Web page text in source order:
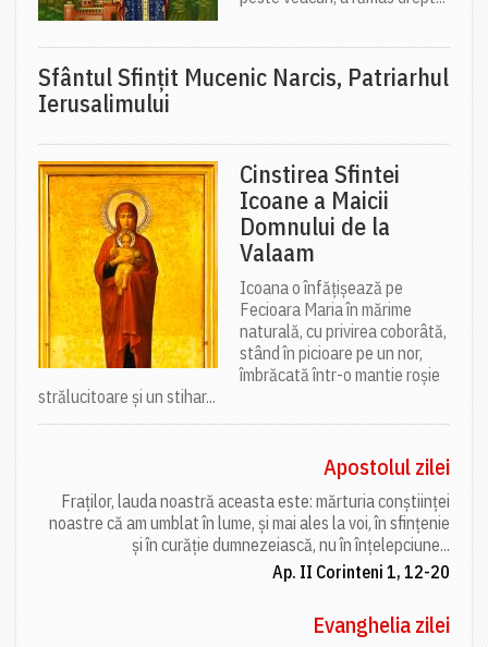
Sfântul Sfinţit Mucenic Narcis, Patriarhul
Ierusalimului
Cinstirea Sfintei
Icoane a Maicii
Domnului de la
Valaam
Icoana o înfățișează pe
Fecioara Maria în mărime
naturală, cu privirea coborâtă,
stând în picioare pe un nor,
îmbrăcată într-o mantie roșie
strălucitoare și un stihar...
Apostolul zilei
Fraților, lauda noastră aceasta este: mărturia conștiinței
noastre că am umblat în lume, și mai ales la voi, în sfințenie
și în curăție dumnezeiască, nu în înțelepciune...
Ap. II Corinteni 1, 12-20
Evanghelia zilei